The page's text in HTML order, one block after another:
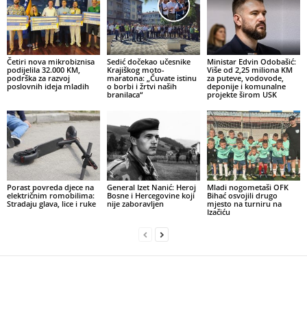
Četiri nova mikrobiznisa
podijelila 32.000 KM,
podrška za razvoj
poslovnih ideja mladih
Sedić dočekao učesnike
Krajiškog moto-
maratona: „Čuvate istinu
o borbi i žrtvi naših
branilaca“
Ministar Edvin Odobašić:
Više od 2,25 miliona KM
za puteve, vodovode,
deponije i komunalne
projekte širom USK
Porast povreda djece na
električnim romobilima:
Stradaju glava, lice i ruke
General Izet Nanić: Heroj
Bosne i Hercegovine koji
nije zaboravljen
Mladi nogometaši OFK
Bihać osvojili drugo
mjesto na turniru na
Izačiću